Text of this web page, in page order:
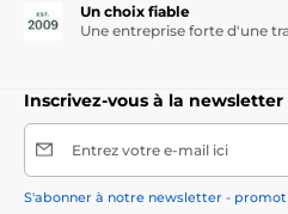
Un choix fiable
Une entreprise forte d'une
Inscrivez-vous à la newsletter
Entrez votre e-mail ici
S'abonner à notre newsletter -